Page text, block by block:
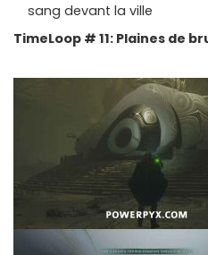
sang devant la ville
TimeLoop # 11: Plaines de